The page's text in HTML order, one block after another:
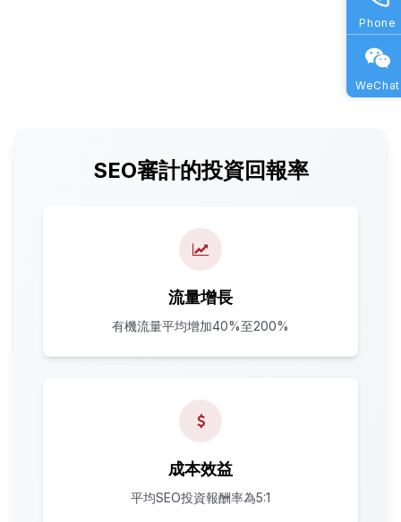
SEO審計的投資回報率
流量增長
有機流量平均增加40%至200%
成本效益
平均SEO投資報酬率為5:1
Phone
WeChat